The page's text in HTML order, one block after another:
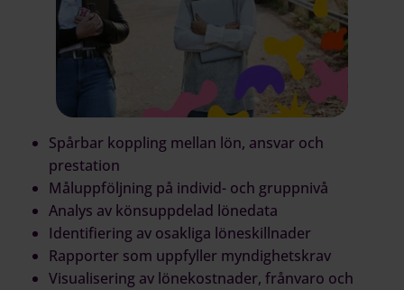
Spårbar koppling mellan lön, ansvar och
prestation
Måluppföljning på individ- och gruppnivå
Analys av könsuppdelad lönedata
Identifiering av osakliga löneskillnader
Rapporter som uppfyller myndighetskrav
Visualisering av lönekostnader, frånvaro och